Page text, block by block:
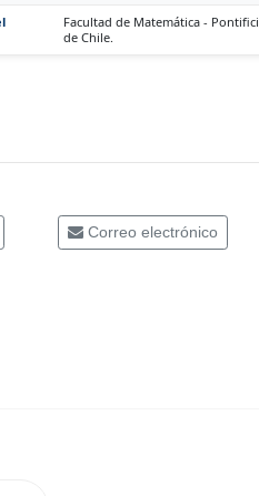
Facultad de Matemática -
de Chile.
Correo electrónico